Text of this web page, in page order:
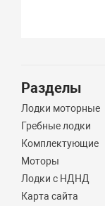
Разделы
Лодки моторные
Гребные лодки
Комплектующие
Моторы
Лодки с НДНД
Карта сайта